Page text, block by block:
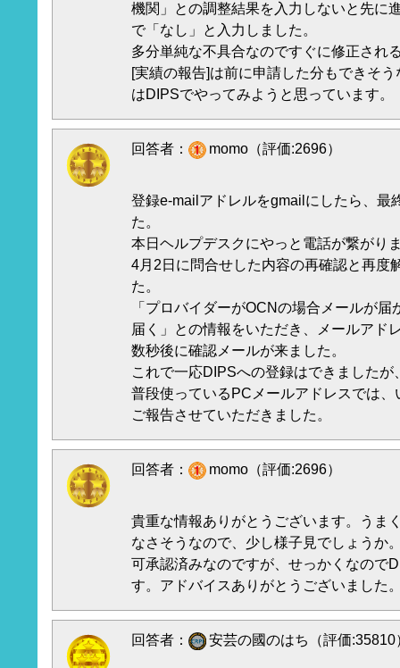
機関」との調整結果を入力しないと先に
で「なし」と入力しました。
多分単純な不具合なのですぐに修正され
[実績の報告]は前に申請した分もできそ
はDIPSでやってみようと思っています。
回答者： momo（評価:2696）
登録e-mailアドレルをgmailにしたら、最
た。
本日ヘルプデスクにやっと電話が繋がり
4月2日に問合せした内容の再確認と再度
た。
「プロバイダーがOCNの場合メールが
届く」との情報をいただき、メールアド
数秒後に確認メールが来ました。
これで一応DIPSへの登録はできましたが
普段使っているPCメールアドレスでは
ご報告させていただきました。
回答者： momo（評価:2696）
貴重な情報ありがとうございます。うま
なさそうなので、少し様子見でしょうか
可承認済みなのですが、せっかくなので
す。アドバイスありがとうございました
回答者： 安芸の國のはち（評価:35810